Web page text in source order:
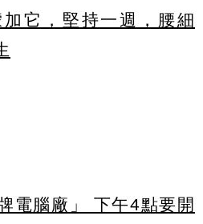
它，堅持一週，腰細
電腦廠」 下午4點要開